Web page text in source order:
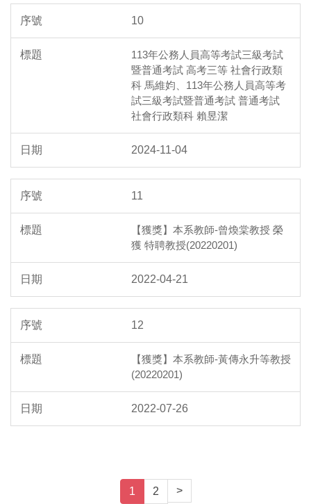
10
113年公務人員高等考試三級考試
暨普通考試 高考三等 社會行政類
科 馬維㚬、113年公務人員高等考
試三級考試暨普通考試 普通考試
社會行政類科 賴昱潔
2024-11-04
11
【獲獎】本系教師-曾煥棠教授 榮
獲 特聘教授(20220201)
2022-04-21
12
【獲獎】本系教師-黃傳永升等教授
(20220201)
2022-07-26
1 2 >